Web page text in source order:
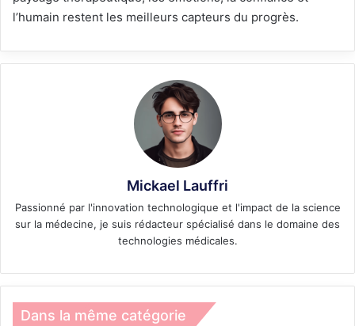
l’humain restent les meilleurs capteurs du progrès.
Mickael Lauffri
Passionné par l'innovation technologique et l'impact de la science
sur la médecine, je suis rédacteur spécialisé dans le domaine des
technologies médicales.
Dans la même catégorie